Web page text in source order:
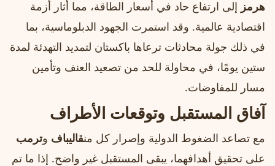
هرمز إلى ارتفاع حاد في أسعار الطاقة، مما أثار أزمة
اقتصادية عالمية. وقد استمرت الجهود الدبلوماسية، بما
في ذلك جولة محادثات ترعاها باكستان لتمديد التهدئة لمدة
ستين يومًا، في محاولة للحد من تصعيد العنف وتأمين
مسار للمفاوضات.
آفاق المستقبل وتوقعات الأطراف
مع تصاعد الضغوط الدولية وإصرار كل منقاليباف وترمب
على تحقيق أهدافهما، يبقى المستقبل غير واضح. إذا ما تم